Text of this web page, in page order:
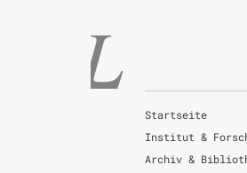
Startseite
Institut &
Archiv &